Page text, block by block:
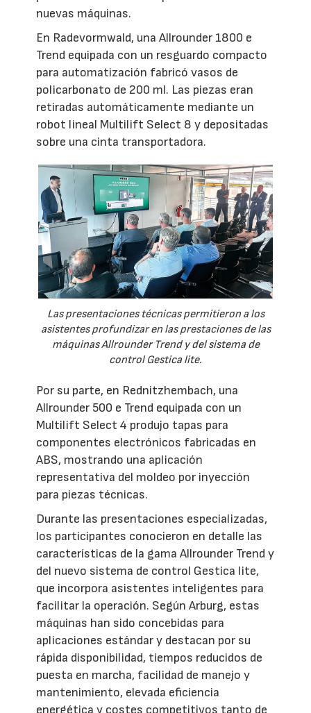
nuevas máquinas.
En Radevormwald, una Allrounder 1800 e
Trend equipada con un resguardo compacto
para automatización fabricó vasos de
policarbonato de 200 ml. Las piezas eran
retiradas automáticamente mediante un
robot lineal Multilift Select 8 y depositadas
sobre una cinta transportadora.
Las presentaciones técnicas permitieron a los
asistentes profundizar en las prestaciones de las
máquinas Allrounder Trend y del sistema de
control Gestica lite.
Por su parte, en Rednitzhembach, una
Allrounder 500 e Trend equipada con un
Multilift Select 4 produjo tapas para
componentes electrónicos fabricadas en
ABS, mostrando una aplicación
representativa del moldeo por inyección
para piezas técnicas.
Durante las presentaciones especializadas,
los participantes conocieron en detalle las
características de la gama Allrounder Trend y
del nuevo sistema de control Gestica lite,
que incorpora asistentes inteligentes para
facilitar la operación. Según Arburg, estas
máquinas han sido concebidas para
aplicaciones estándar y destacan por su
rápida disponibilidad, tiempos reducidos de
puesta en marcha, facilidad de manejo y
mantenimiento, elevada eficiencia
energética y costes competitivos tanto de